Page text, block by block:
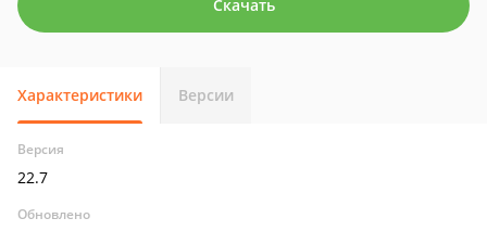
Скачать
Характеристики Версии
Версия
22.7
Обновлено